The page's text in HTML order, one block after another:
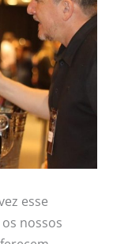
esse
nossos